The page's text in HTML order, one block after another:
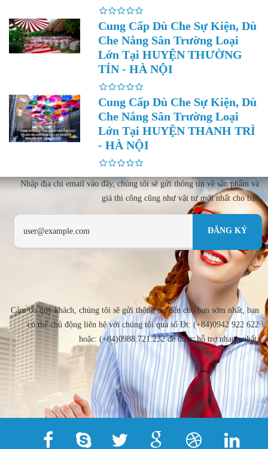
Cung Cấp Dù Che Sự Kiện, Dù
Che Nắng Sân Trường Loại
Lớn Tại HUYỆN THƯỜNG
TÍN - HÀ NỘI
Cung Cấp Dù Che Sự Kiện, Dù
Che Nắng Sân Trường Loại
Lớn Tại HUYỆN THANH TRÌ
- HÀ NỘI
Nhập địa chi email vào đây, chúng tôi sẽ gửi thông tin về sản phẩm và
giá thi công cũng như vật tư mới nhất cho bạn
Cảm ơn quý khách, chúng tôi sẽ gửi thông tin đến cho bạn sớm nhất, bạn
có thể chủ động liên hệ với chúng tôi qua số Đt: (+84)0942 922 622
hoặc: (+84)0988.721.232 để được hỗ trợ nhanh nhất.